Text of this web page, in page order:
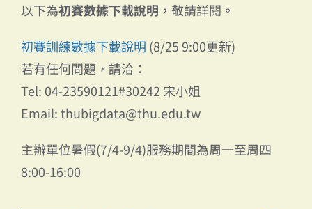
以下為初賽數據下載說明 ，敬請詳閱。
初賽訓練數據下載說明 (8/25 9:00更新)
若有任何問題，請洽：
Tel: 04-23590121#30242 宋小姐
Email: thubigdata@thu.edu.tw
主辦單位暑假(7/4-9/4)服務期間為周一至周四
8:00-16:00